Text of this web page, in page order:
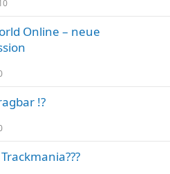
Online – neue
!?